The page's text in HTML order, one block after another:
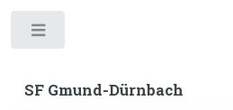
SF Gmund-Dürnbach